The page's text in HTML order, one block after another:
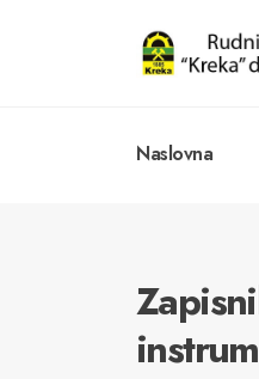
Naslovna